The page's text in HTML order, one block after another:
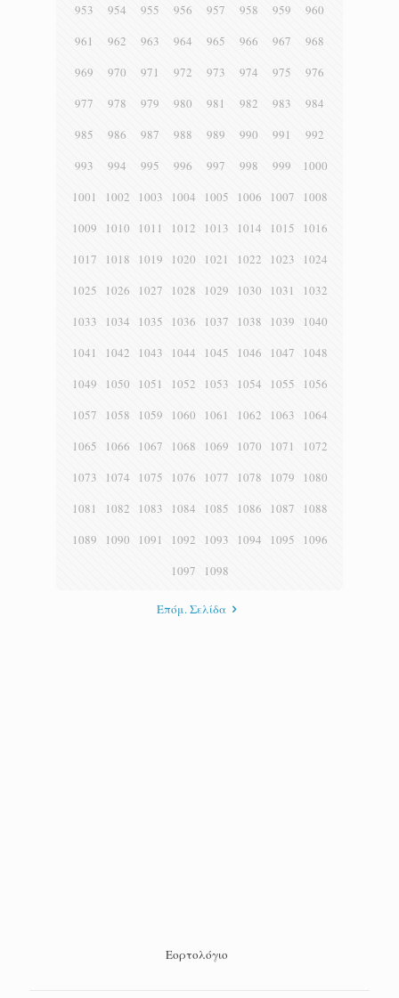
953
954 955 956 957 958 959
960
961
962 963 964 965 966 967
968
969
970 971 972 973 974 975
976
977
978 979 980 981 982 983
984
985
986 987 988 989 990 991
992
993
994 995 996 997 998 999
1000
1001
1002 1003 1004 1005 1006 1007
1008
1009
1010 1011 1012 1013 1014 1015
1016
1017
1018 1019 1020 1021 1022 1023
1024
1025
1026 1027 1028 1029 1030 1031
1032
1033
1034 1035 1036 1037 1038 1039
1040
1041
1042 1043 1044 1045 1046 1047
1048
1049
1050 1051 1052 1053 1054 1055
1056
1057
1058 1059 1060 1061 1062 1063
1064
1065
1066 1067 1068 1069 1070 1071
1072
1073
1074 1075 1076 1077 1078 1079
1080
1081
1082 1083 1084 1085 1086 1087
1088
1089
1090 1091 1092 1093 1094 1095
1096
1097
1098
Επόμ. Σελίδα
Εορτολόγιο